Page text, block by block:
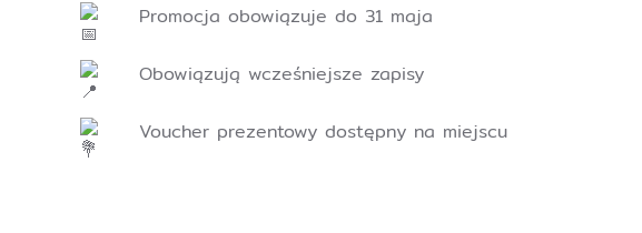
Promocja obowiązuje do 31 maja
Obowiązują wcześniejsze zapisy
Voucher prezentowy dostępny na miejscu